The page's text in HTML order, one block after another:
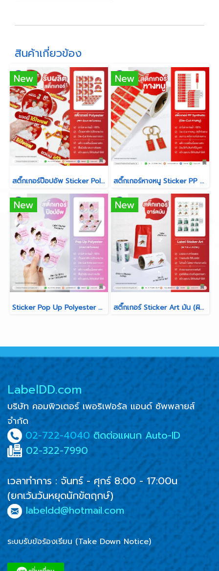
สินค้าเกี่ยวข้อง
New
สติ๊กเกอร์ป๊อปอัพ Sticker Polyester Pop-Up (PET เงินเงา)
New
สติ๊กเกอร์หางหนู Sticker PP Synthetic สำหรับร้านห้างทอง
New
Sticker Pop Up Polyester Die-Cut พิเศษ (ขาวเงา 50 ไมครอน)
New
สติ๊กเกอร์ Sticker Art มัน (ผิวมันวาว สีสันสดใส คมชัดสูง)
LabelDD.com
บริษัท คอมพิวเตอร์ เพอริเฟอรัล แอนด์ ซัพพลายส์
จำกัด
02-722-4040ติดต่อแผนก Auto-ID
02-322-7990
เวลาทำการ : จันทร์ - ศุกร์ 8:00 - 17:00น
(ยกเว้นวันหยุดนักขัตฤกษ์)
labeldd@hotmail.com
ระบบรับข้อร้องเรียน (Take Down Notice)